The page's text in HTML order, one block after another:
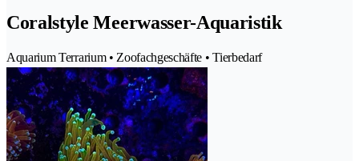
Coralstyle Meerwasser-Aquaristik
Aquarium Terrarium • Zoofachgeschäfte • Tierbedarf